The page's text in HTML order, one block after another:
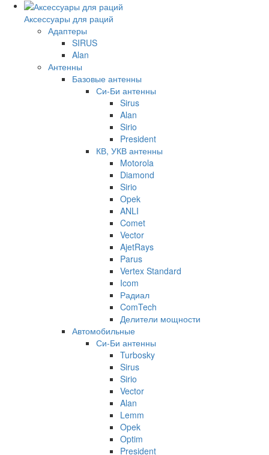
Аксессуары для раций
Адаптеры
SIRUS
Alan
Антенны
Базовые антенны
Си-Би антенны
Sirus
Alan
Sirio
President
КВ, УКВ антенны
Motorola
Diamond
Sirio
Opek
ANLI
Comet
Vector
AjetRays
Parus
Vertex Standard
Icom
Радиал
ComTech
Делители мощности
Автомобильные
Си-Би антенны
Turbosky
Sirus
Sirio
Vector
Alan
Lemm
Opek
Optim
President